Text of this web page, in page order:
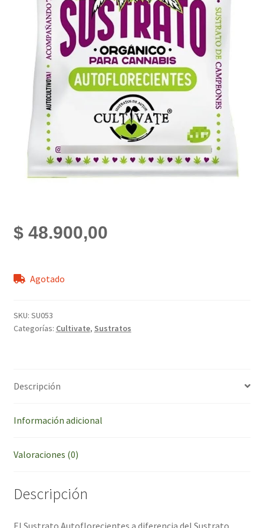
$48.900,00
Agotado
SKU: SU053
Categorías: Cultivate, Sustratos
Descripción
Información adicional
Valoraciones (0)
Descripción